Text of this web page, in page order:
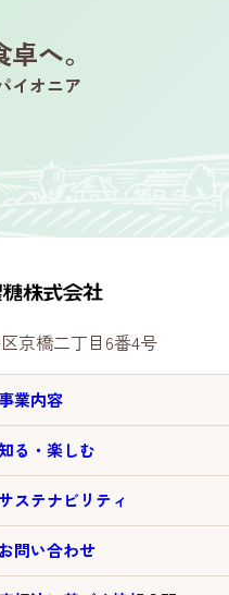
へ。
イオニア
京橋二丁目6番4号
事業内容
る・楽しむ
ステナビリティ
お問い合わせ